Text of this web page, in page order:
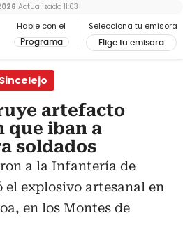
Hable con el
Programa
Selecciona tu emisora
Elige tu emisora
Actualizado 11:03
Sincelejo
artefacto
que iban a
soldados
a la Infantería de
el explosivo artesanal en
en los Montes de